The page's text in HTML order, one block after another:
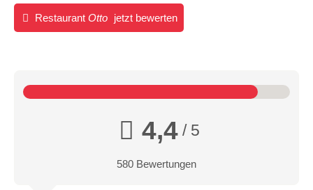
Restaurant Otto jetzt bewerten
4,4/ 5
580 Bewertungen